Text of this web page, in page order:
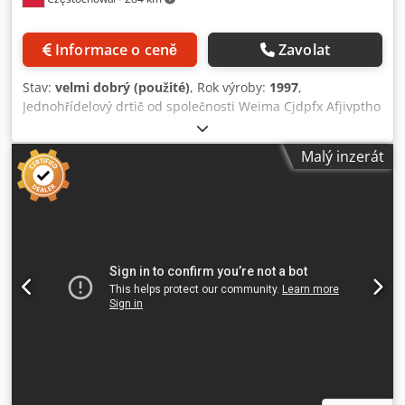
Informace o ceně Zavolat
Stav: velmi dobrý (použité), Rok výroby: 1997,
Jednohřídelový drtič od společnosti Weima Cjdpfx Afjivptho
Uoha Model -WL6S Hlavní motor -22kw
Malý inzerát